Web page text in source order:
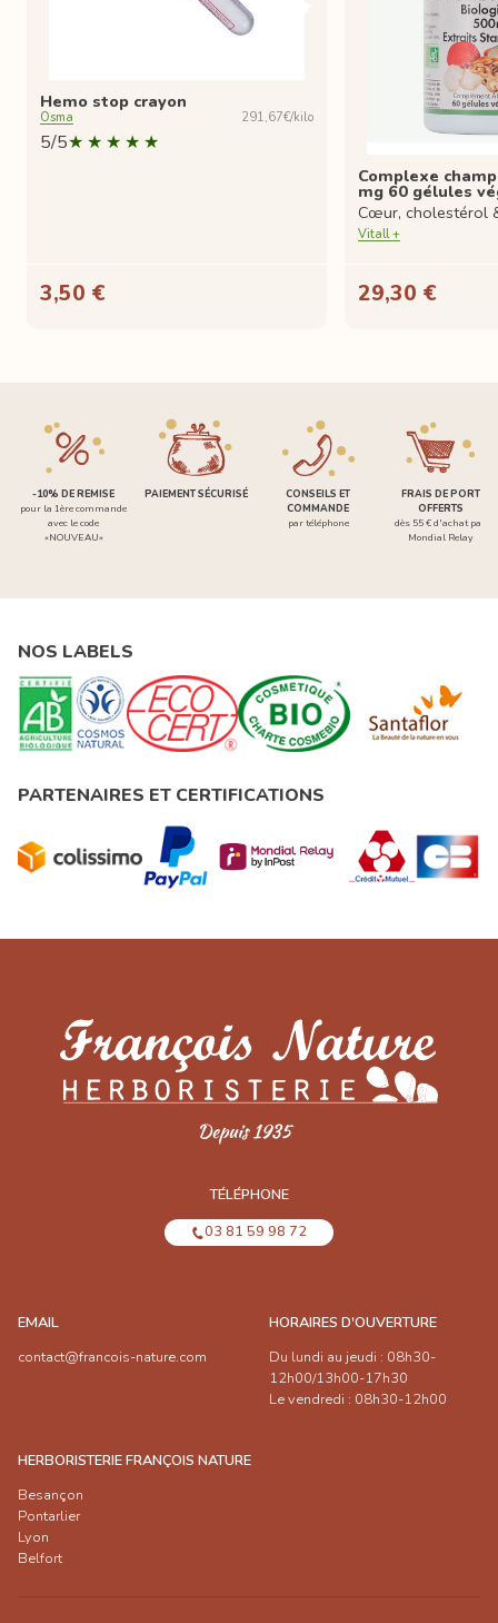
Hemo stop crayon
Osma 291,67€/kilo
5/5
3,50 €
Complexe
mg 60 gélules
Cœur, cholestérol
Vitall +
29,30 €
-10% DE REMISE
pour la 1ère commande
avec le code
«NOUVEAU»
PAIEMENT SÉCURISÉ
CONSEILS ET
COMMANDE
par téléphone
FRAIS DE PORT
OFFERTS
dès 55 € d'achat par
Mondial Relay
NOS LABELS
PARTENAIRES ET CERTIFICATIONS
TÉLÉPHONE
03 81 59 98 72
EMAIL
contact@francois-nature.com
HORAIRES D'OUVERTURE
Du lundi au jeudi : 08h30-
12h00/13h00-17h30
Le vendredi : 08h30-12h00
HERBORISTERIE FRANÇOIS NATURE
Besançon
Pontarlier
Lyon
Belfort